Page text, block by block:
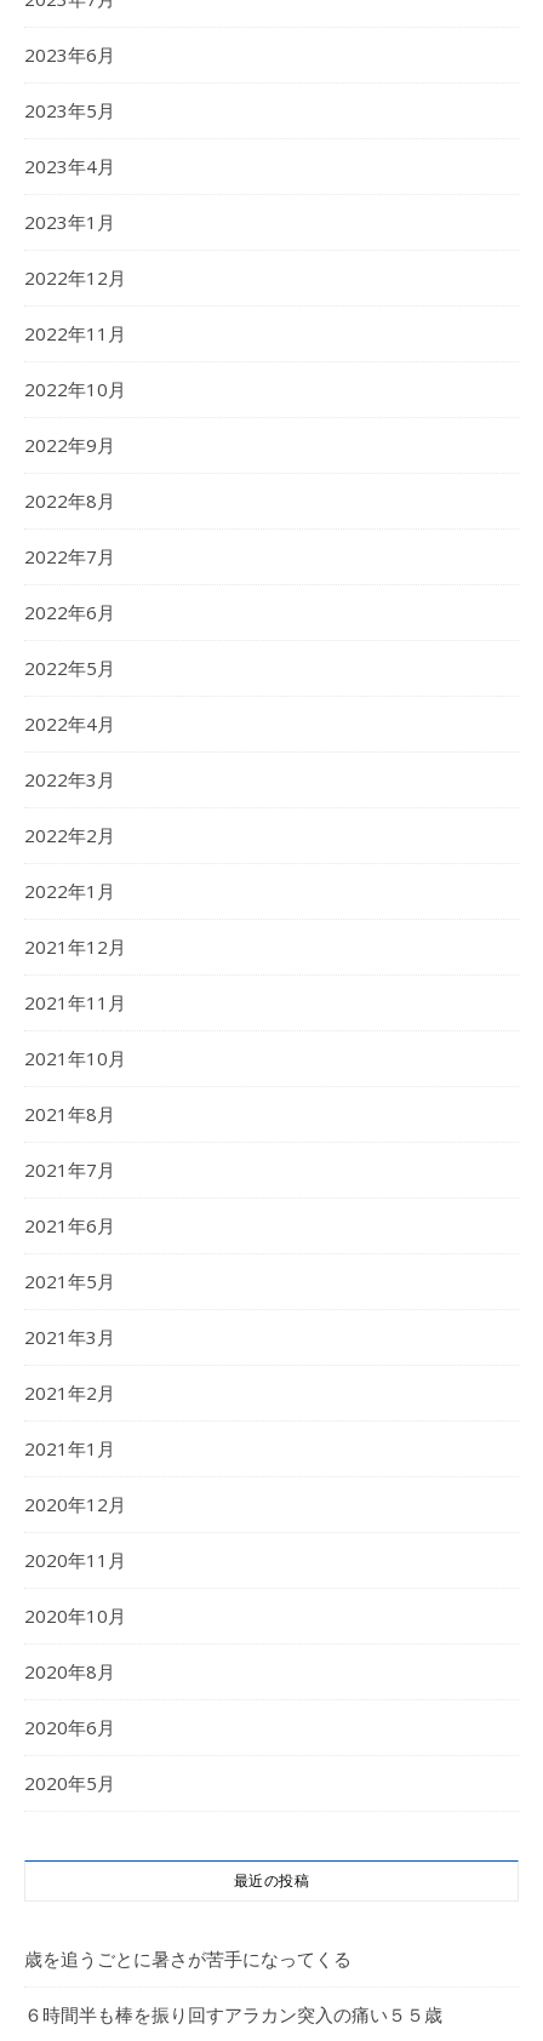
2023年6月
2023年5月
2023年4月
2023年1月
2022年12月
2022年11月
2022年10月
2022年9月
2022年8月
2022年7月
2022年6月
2022年5月
2022年4月
2022年3月
2022年2月
2022年1月
2021年12月
2021年11月
2021年10月
2021年8月
2021年7月
2021年6月
2021年5月
2021年3月
2021年2月
2021年1月
2020年12月
2020年11月
2020年10月
2020年8月
2020年6月
2020年5月
最近の投稿
歳を追うごとに暑さが苦手になってくる
６時間半も棒を振り回すアラカン突入の痛い５５歳